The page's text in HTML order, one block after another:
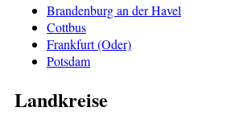
Brandenburg an der Havel
Cottbus
Frankfurt (Oder)
Potsdam
Landkreise